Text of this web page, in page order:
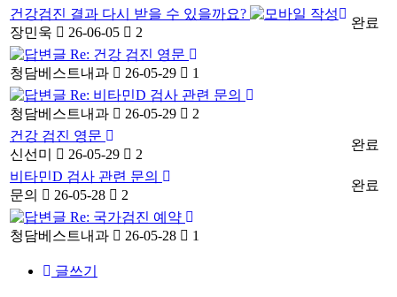
건강검진 결과 다시 받을 수 있을까요?
장민욱
26-06-05 2
완료
Re: 건강 검진 영문
청담베스트내과
26-05-29 1
Re: 비타민D 검사 관련 문의
청담베스트내과
26-05-29 2
건강 검진 영문
신선미
26-05-29 2
완료
비타민D 검사 관련 문의
문의
26-05-28 2
완료
Re: 국가검진 예약
청담베스트내과
26-05-28 1
글쓰기